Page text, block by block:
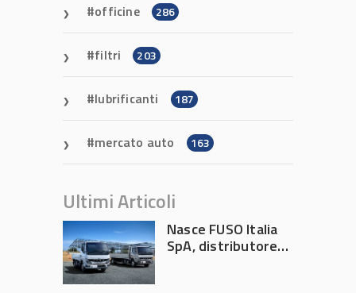
officine 286
filtri 203
lubrificanti 187
mercato auto 163
Ultimi Articoli
Nasce FUSO Italia
SpA, distributore